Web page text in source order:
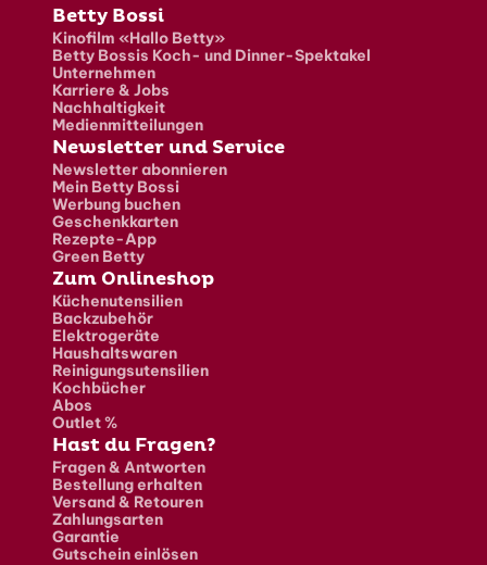
Fusszeile
Betty Bossi
Kinofilm «Hallo Betty»
Betty Bossis Koch- und Dinner-Spektakel
Unternehmen
Karriere & Jobs
Nachhaltigkeit
Medienmitteilungen
Newsletter und Service
Newsletter abonnieren
Mein Betty Bossi
Werbung buchen
Geschenkkarten
Rezepte-App
Green Betty
Zum Onlineshop
Küchenutensilien
Backzubehör
Elektrogeräte
Haushaltswaren
Reinigungsutensilien
Kochbücher
Abos
Outlet %
Hast du Fragen?
Fragen & Antworten
Bestellung erhalten
Versand & Retouren
Zahlungsarten
Garantie
Gutschein einlösen